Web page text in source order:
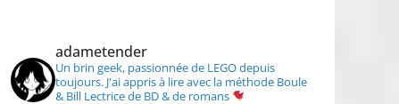
adametender
Un brin geek, passionnée de LEGO depuis
toujours. J'ai appris à lire avec la méthode Boule
& Bill Lectrice de BD & de romans